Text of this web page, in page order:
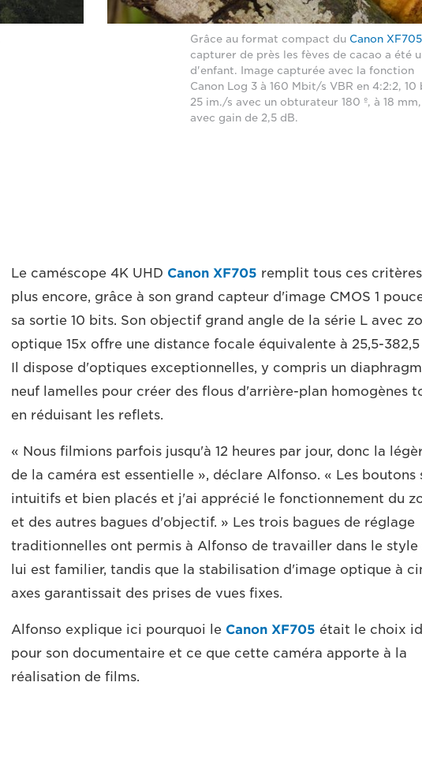
Grâce au format compact du Canon XF705
capturer de près les fèves de cacao a été
d'enfant. Image capturée avec la fonction
Canon Log 3 à 160 Mbit/s VBR en 4:2:2, 10
25 im./s avec un obturateur 180 º, à 18
avec gain de 2,5 dB.
Le caméscope 4K UHD Canon XF705 remplit tous ces
plus encore, grâce à son grand capteur d'image CMOS 1
sa sortie 10 bits. Son objectif grand angle de la série L avec
optique 15x offre une distance focale équivalente à 25,5-382,5
Il dispose d'optiques exceptionnelles, y compris un
neuf lamelles pour créer des flous d'arrière-plan homogènes
en réduisant les reflets.
« Nous filmions parfois jusqu'à 12 heures par jour, donc la
de la caméra est essentielle », déclare Alfonso. « Les boutons
intuitifs et bien placés et j'ai apprécié le fonctionnement du
et des autres bagues d'objectif. » Les trois bagues de réglage
traditionnelles ont permis à Alfonso de travailler dans le style
lui est familier, tandis que la stabilisation d'image optique à
axes garantissait des prises de vues fixes.
Alfonso explique ici pourquoi le Canon XF705 était le choix
pour son documentaire et ce que cette caméra apporte à la
réalisation de films.